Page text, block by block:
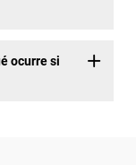
ocurre si